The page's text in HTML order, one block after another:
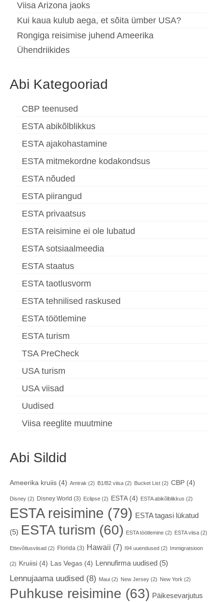
Viisa Arizona jaoks
Kui kaua kulub aega, et sõita ümber USA?
Rongiga reisimise juhend Ameerika
Ühendriikides
Abi Kategooriad
CBP teenused
ESTA abikõlblikkus
ESTA ajakohastamine
ESTA mitmekordne kodakondsus
ESTA nõuded
ESTA piirangud
ESTA privaatsus
ESTA reisimine ei ole lubatud
ESTA sotsiaalmeedia
ESTA staatus
ESTA taotlusvorm
ESTA tehnilised raskused
ESTA töötlemine
ESTA turism
TSA PreCheck
USA turism
USA viisad
Uudised
Viisa reeglite muutmine
Abi Sildid
Ameerika kruiis (4) Amtrak (2) B1/B2 viisa (2) Bucket List (2) CBP (4)
Disney (2) Disney World (3) Eclipse (2) ESTA(4) ESTA abikõlblikkus (2)
ESTA reisimine (79) ESTA tagasi lükatud
(5) ESTA turism (60) ESTA töötlemine (2) ESTA viisa (2)
Ettevõtlusviisad (2) Florida (3) Hawaii (7) I94 uuendused (2) Immigratsioon
(2) Kruiisi (4) Las Vegas (4) Lennufirma uudised (5)
Lennujaama uudised (8) Maui (2) New Jersey (2) New York (2)
Puhkuse reisimine (63) Päikesevarjutus